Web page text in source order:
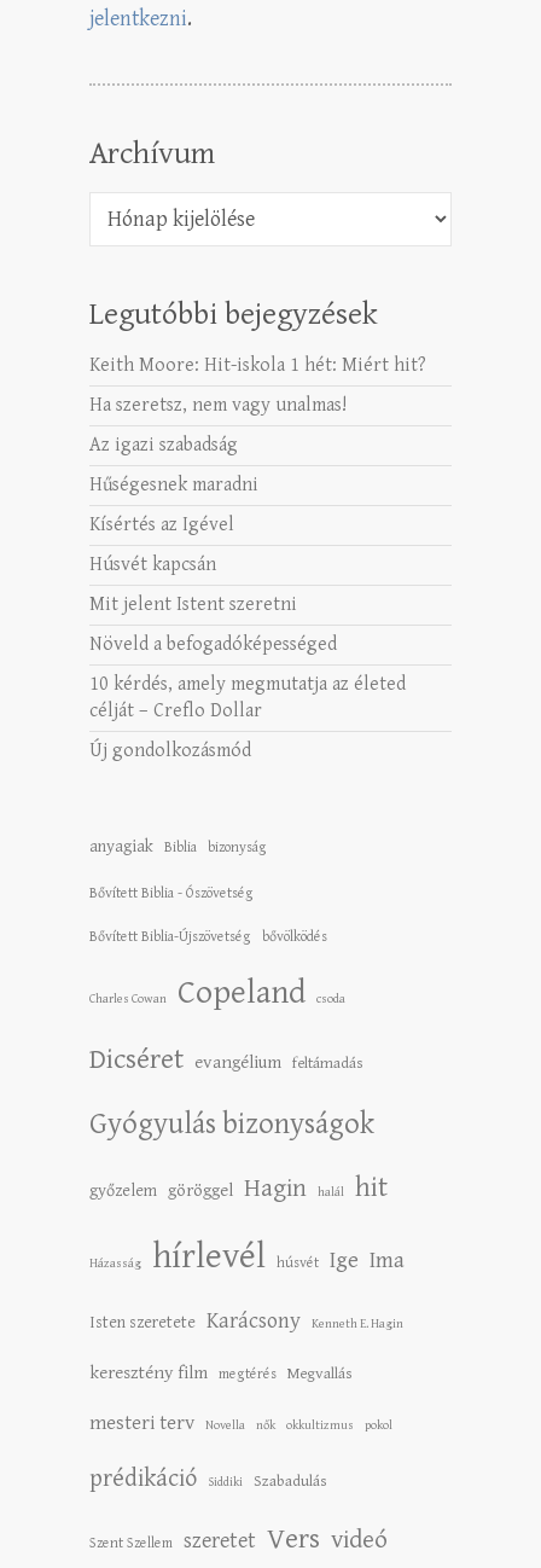
jelentkezni.
Archívum
Legutóbbi bejegyzések
Keith Moore: Hit-iskola 1 hét: Miért hit?
Ha szeretsz, nem vagy unalmas!
Az igazi szabadság
Hűségesnek maradni
Kísértés az Igével
Húsvét kapcsán
Mit jelent Istent szeretni
Növeld a befogadóképességed
10 kérdés, amely megmutatja az életed
célját – Creflo Dollar
Új gondolkozásmód
anyagiak Biblia bizonyság
Bővített Biblia - Ószövetség
Bővített Biblia-Újszövetség bővölködés
Charles Cowan Copeland csoda
Dicséret evangélium feltámadás
Gyógyulás bizonyságok
győzelem göröggel Hagin halál hit
Házasság hírlevél húsvét Ige Ima
Isten szeretete Karácsony Kenneth E. Hagin
keresztény film megtérés Megvallás
mesteri terv Novella nők okkultizmus pokol
prédikáció Siddiki Szabadulás
Szent Szellem szeretet Vers videó